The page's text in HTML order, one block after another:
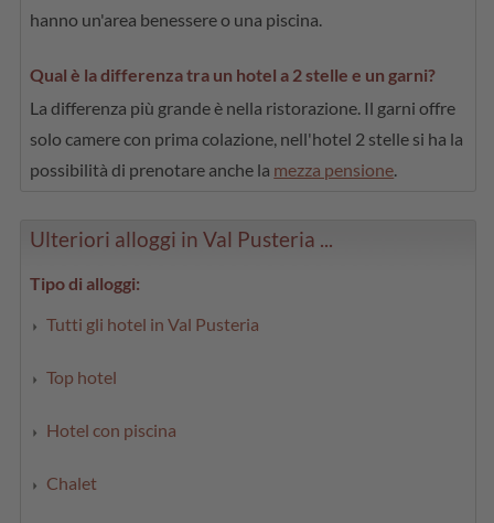
hanno un'area benessere o una piscina.
Qual è la differenza tra un hotel a 2 stelle e un garni?
La differenza più grande è nella ristorazione. Il garni offre
solo camere con prima colazione, nell'hotel 2 stelle si ha la
possibilità di prenotare anche la mezza pensione
Ulteriori alloggi in Val Pusteria ...
Tipo di alloggi:
Tutti gli hotel in Val Pusteria
Top hotel
Hotel con piscina
Chalet